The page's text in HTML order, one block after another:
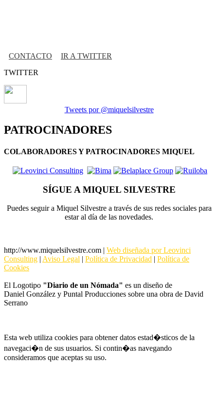
CONTACTO
IR A TWITTER
TWITTER
Tweets por @miquelsilvestre
PATROCINADORES
COLABORADORES Y PATROCINADORES MIQUEL
SÍGUE A MIQUEL SILVESTRE
Puedes seguir a Miquel Silvestre a través de sus redes socialespara
estar al día de las novedades.
http://www.miquelsilvestre.com | Web diseñada por Leovinci
Consulting | Aviso Legal | Política de Privacidad | Política de
Cookies
El Logotipo "Diario de un Nómada" es un diseño de
Daniel González y Puntal Producciones sobre una obra de David
Serrano
Esta web utiliza cookies para obtener datos estad�sticos de la
navegaci�n de sus usuarios. Si contin�as navegando
consideramos que aceptas su uso.